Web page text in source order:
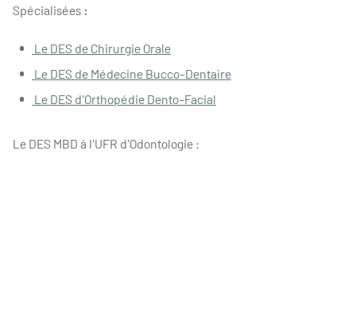
Spécialisées :
Le DES de Chirurgie Orale
Le DES de Médecine Bucco-Dentaire
Le DES d'Orthopédie Dento-Facial
Le DES MBD à l'UFR d'Odontologie :